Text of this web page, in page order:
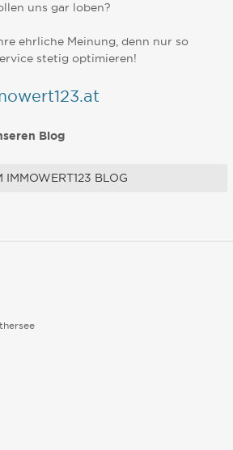
uns gar loben?
ehrliche Meinung, denn nur so
stetig optimieren!
Blog
IMMOWERT123 BLOG